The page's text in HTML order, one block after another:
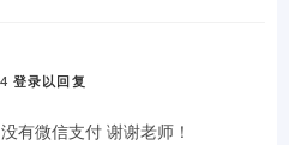
登录以回复
有微信支付 谢谢老师！